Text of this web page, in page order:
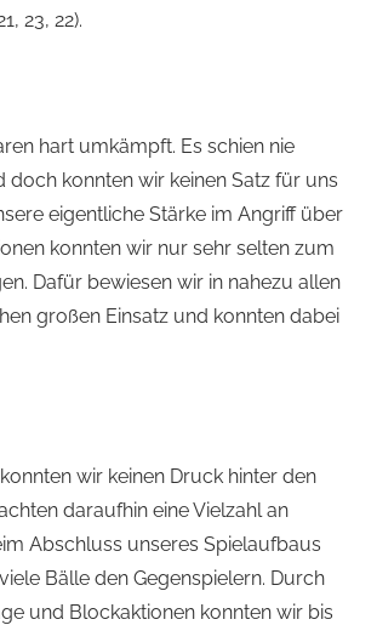
23, 22).
hart umkämpft. Es schien nie
doch konnten wir keinen Satz für uns
eigentliche Stärke im Angriff über
konnten wir nur sehr selten zum
Dafür bewiesen wir in nahezu allen
großen Einsatz und konnten dabei
wir keinen Druck hinter den
daraufhin eine Vielzahl an
Abschluss unseres Spielaufbaus
Bälle den Gegenspielern. Durch
und Blockaktionen konnten wir bis